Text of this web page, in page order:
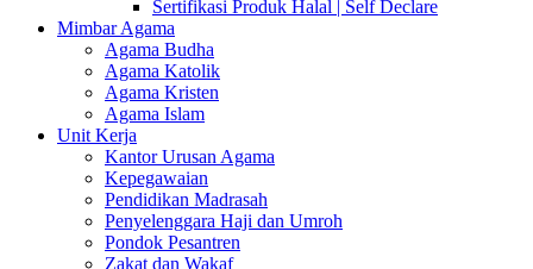
Sertifikasi Produk Halal | Self Declare
Mimbar Agama
Agama Budha
Agama Katolik
Agama Kristen
Agama Islam
Unit Kerja
Kantor Urusan Agama
Kepegawaian
Pendidikan Madrasah
Penyelenggara Haji dan Umroh
Pondok Pesantren
Zakat dan Wakaf